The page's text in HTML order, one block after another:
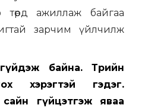
ажиллаж байгаа
зарчим үйлчилж
байна. Төрийн
хэрэгтэй гэдэг.
гүйцэтгэж яваа